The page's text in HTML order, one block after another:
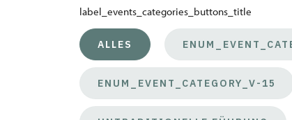
label_events_categories_buttons_title
ALLES
ENUM_EVENT_CATEGORY_V-15